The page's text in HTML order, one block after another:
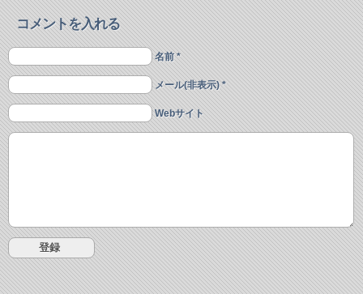
コメントを入れる
名前 *
メール(非表示) *
Webサイト